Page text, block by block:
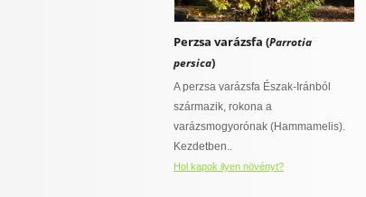
Perzsa varázsfa (Parrotia
persica)
A perzsa varázsfa Észak-Iránból
származik, rokona a
varázsmogyorónak (Hammamelis).
Kezdetben..
Hol kapok ilyen növényt?